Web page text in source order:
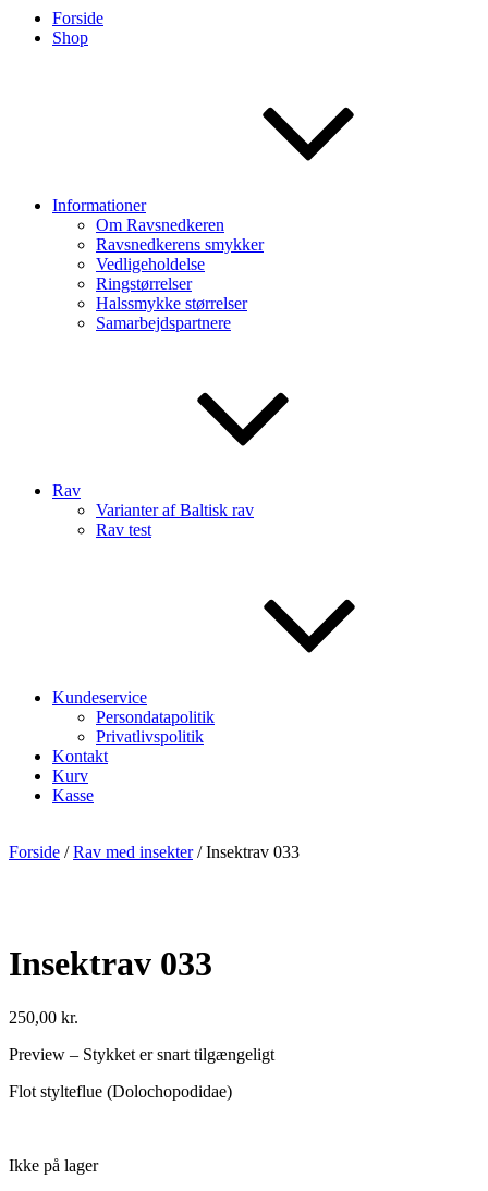
Forside
Shop
Informationer
Om Ravsnedkeren
Ravsnedkerens smykker
Vedligeholdelse
Ringstørrelser
Halssmykke størrelser
Samarbejdspartnere
Rav
Varianter af Baltisk rav
Rav test
Kundeservice
Persondatapolitik
Privatlivspolitik
Kontakt
Kurv
Kasse
Forside /Rav med insekter/ Insektrav 033
Insektrav 033
250,00 kr.
Preview – Stykket er snart tilgængeligt
Flot stylteflue (Dolochopodidae)
Ikke på lager